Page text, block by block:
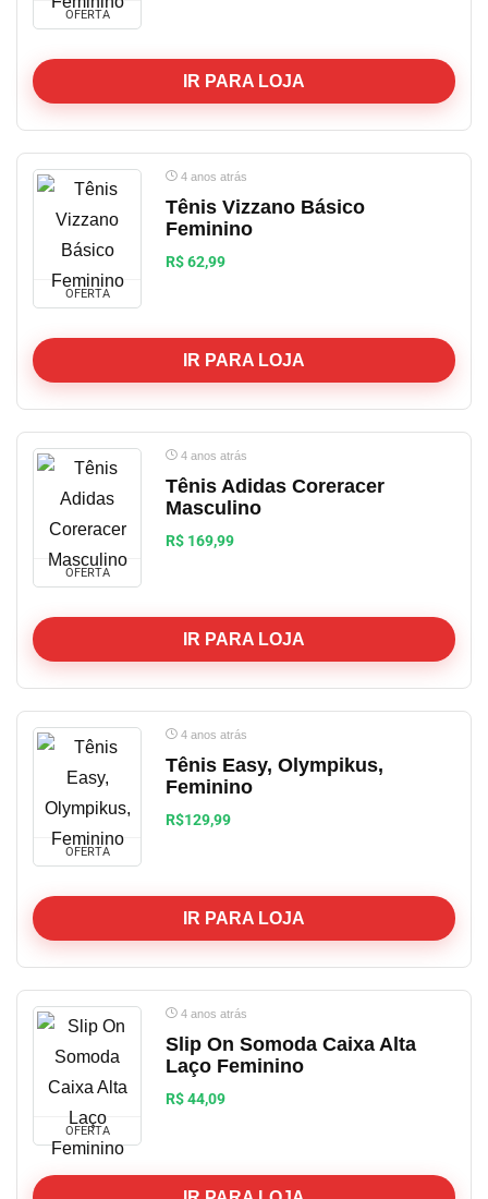
OFERTA
IR PARA LOJA
OFERTA
4 anos atrás
Tênis Vizzano Básico
Feminino
R$ 62,99
IR PARA LOJA
OFERTA
4 anos atrás
Tênis Adidas Coreracer
Masculino
R$ 169,99
IR PARA LOJA
OFERTA
4 anos atrás
Tênis Easy, Olympikus,
Feminino
R$129,99
IR PARA LOJA
OFERTA
4 anos atrás
Slip On Somoda Caixa Alta
Laço Feminino
R$ 44,09